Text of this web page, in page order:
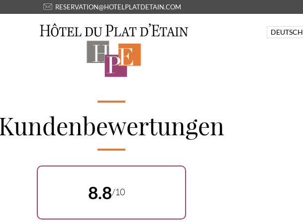
RESERVATION@HOTELPLATDETAIN.COM
DEUTSCH
Kundenbewertungen
8.8/10